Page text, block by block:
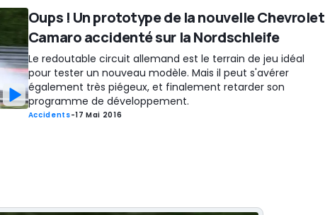
Oups ! Un prototype de la nouvelle Chevrolet
Camaro accidenté sur la Nordschleife
Le redoutable circuit allemand est le terrain de jeu idéal
pour tester un nouveau modèle. Mais il peut s'avérer
également très piégeux, et finalement retarder son
programme de développement.
Accidents-17 Mai 2016